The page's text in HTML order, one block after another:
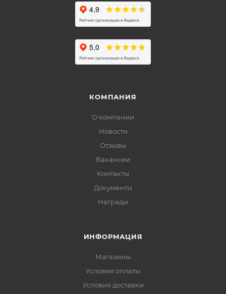
КОМПАНИЯ
О компании
Новости
Отзывы
Вакансии
Контакты
Документы
Награды
ИНФОРМАЦИЯ
Магазины
Условия оплаты
Условия доставки